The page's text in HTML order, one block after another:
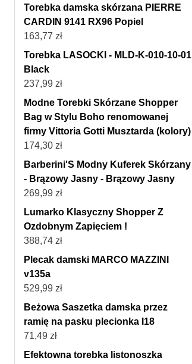
Torebka damska skórzana PIERRE
CARDIN 9141 RX96 Popiel
163,77 zł
Torebka LASOCKI - MLD-K-010-10-01
Black
237,99 zł
Modne Torebki Skórzane Shopper
Bag w Stylu Boho renomowanej
firmy Vittoria Gotti Musztarda (kolory)
174,30 zł
Barberini'S Modny Kuferek Skórzany
- Brązowy Jasny - Brązowy Jasny
269,99 zł
Lumarko Klasyczny Shopper Z
Ozdobnym Zapięciem !
388,74 zł
Plecak damski MARCO MAZZINI
v135a
529,99 zł
Beżowa Saszetka damska przez
ramię na pasku plecionka I18
71,49 zł
Efektowna torebka listonoszka